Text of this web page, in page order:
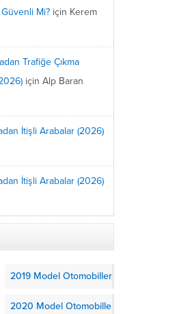
Mi? için Kerem
Trafiğe Çıkma
için Alp Baran
İtişli Arabalar (2026)
İtişli Arabalar (2026)
2019 Model Otomobiller
2020 Model Otomobiller